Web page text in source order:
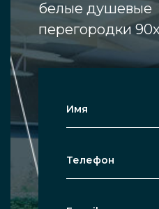
белые душевые
перегородки